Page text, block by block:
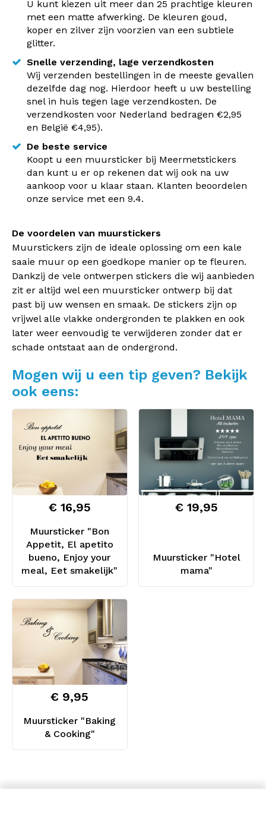
U kunt kiezen uit meer dan 25 prachtige kleuren
met een matte afwerking. De kleuren goud,
koper en zilver zijn voorzien van een subtiele
glitter.
Snelle verzending, lage verzendkosten
Wij verzenden bestellingen in de meeste gevallen
dezelfde dag nog. Hierdoor heeft u uw bestelling
snel in huis tegen lage verzendkosten. De
verzendkosten voor Nederland bedragen €2,95
en België €4,95).
De beste service
Koopt u een muursticker bij Meermetstickers
dan kunt u er op rekenen dat wij ook na uw
aankoop voor u klaar staan. Klanten beoordelen
onze service met een 9.4.
De voordelen van muurstickers
Muurstickers zijn de ideale oplossing om een kale
saaie muur op een goedkope manier op te fleuren.
Dankzij de vele ontwerpen stickers die wij aanbieden
zit er altijd wel een muursticker ontwerp bij dat
past bij uw wensen en smaak. De stickers zijn op
vrijwel alle vlakke ondergronden te plakken en ook
later weer eenvoudig te verwijderen zonder dat er
schade ontstaat aan de ondergrond.
Mogen wij u een tip geven? Bekijk
ook eens:
Muursticker "Bon
Appetit, El apetito
bueno, Enjoy your
meal, Eet smakelijk"
€ 16,95
Muursticker "Hotel
mama"
€ 19,95
Muursticker "Baking
& Cooking"
€ 9,95